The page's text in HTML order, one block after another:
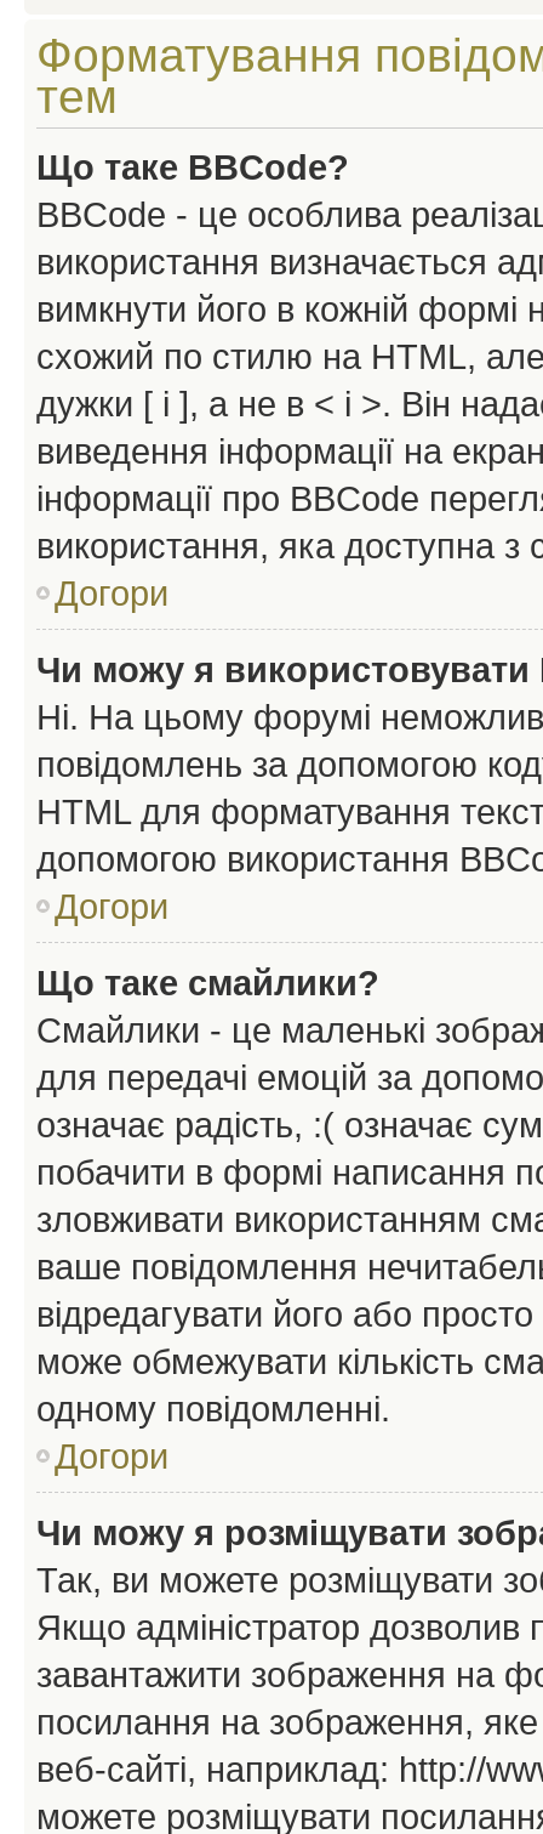
Форматування
тем
Що таке BBCode?
BBCode - це особлива
використання визначається
вимкнути його в кожній
схожий по стилю на HTML, але
дужки [ і ], а не в < і >. Він
виведення інформації на
інформації про BBCode
використання, яка доступна з
Догори
Чи можу я використовувати
Ні. На цьому форумі
повідомлень за допомогою
HTML для форматування
допомогою використання
Догори
Що таке смайлики?
Смайлики - це маленькі
для передачі емоцій за
означає радість, :( означає
побачити в формі написання
зловживати використанням
ваше повідомлення
відредагувати його або
може обмежувати кількість
одному повідомленні.
Догори
Чи можу я розміщувати
Так, ви можете розміщувати
Якщо адміністратор
завантажити зображення на
посилання на зображення, яке
веб-сайті, наприклад: http://
можете розміщувати